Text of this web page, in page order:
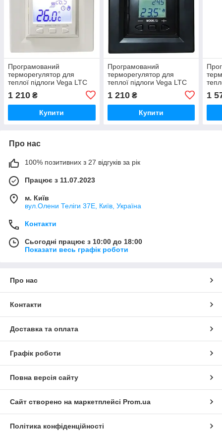
Програмований
терморегулятор для
теплої підлоги Vega LTC
Schneider Asfora)
1 210 ₴
Купити
Програмований
терморегулятор для
теплої підлоги Vega LTC
(сумісний з Schneider
Asfora)
1 210₴
Купити
1
Про нас
100% позитивних з 27 відгуків за рік
Працює з 11.07.2023
м. Київ
вул.Олени Теліги 37Е, Київ, Україна
Контакти
Сьогодні працює з 10:00 до 18:00
Показати весь графік роботи
Про нас
Контакти
Доставка та оплата
Графік роботи
Повна версія сайту
Сайт створено на маркетплейсі Prom.ua
Політика конфіденційності